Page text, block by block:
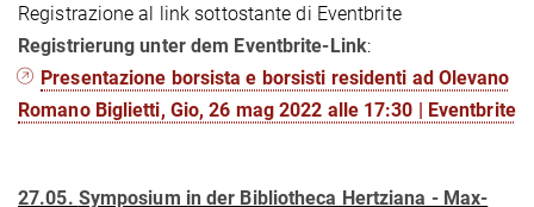
Registrazione al link sottostante di Eventbrite
Registrierung unter dem Eventbrite-Link:
Presentazione borsista e borsisti residenti ad Olevano
Romano Biglietti, Gio, 26 mag 2022 alle 17:30 | Eventbrite
27.05. Symposium in der Bibliotheca Hertziana - Max-